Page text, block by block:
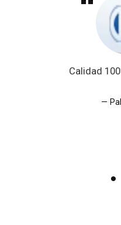
Calidad